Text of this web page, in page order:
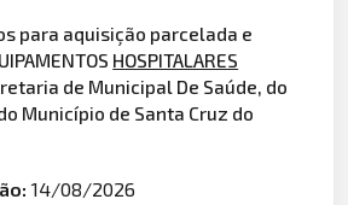
para aquisição parcelada e
HOSPITALARES
de Municipal De Saúde, do
Município de Santa Cruz do
14/08/2026